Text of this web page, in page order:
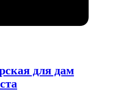
для дам